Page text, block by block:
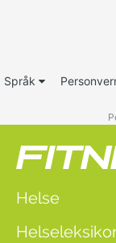
Språk
Helse